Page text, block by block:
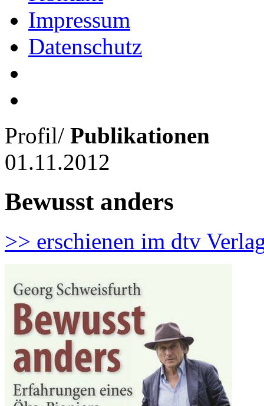
Impressum
Datenschutz
Profil/ Publikationen
01.11.2012
Bewusst anders
>> erschienen im dtv